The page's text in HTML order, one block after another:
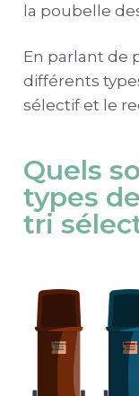
la poubelle
En parlant de
différents
sélectif et le
Quels
types
tri